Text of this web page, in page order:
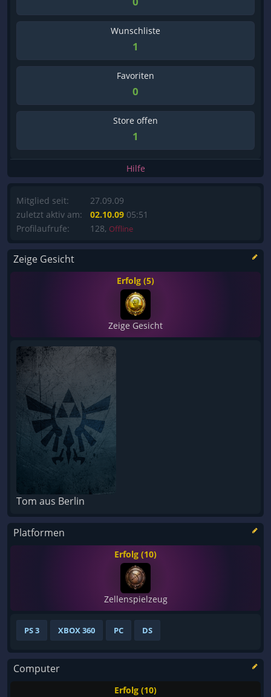
Wunschliste
1
Favoriten
0
Store offen
1
Hilfe
Mitglied seit:
zuletzt aktiv am:
Profilaufrufe:
27.09.09
02.10.09 05:51
128, Offline
Zeige Gesicht
Erfolg (5)
Zeige Gesicht
Tom aus Berlin
Platformen
Erfolg (10)
Zellenspielzeug
PS 3 XBOX 360 PC DS
Computer
Erfolg (10)